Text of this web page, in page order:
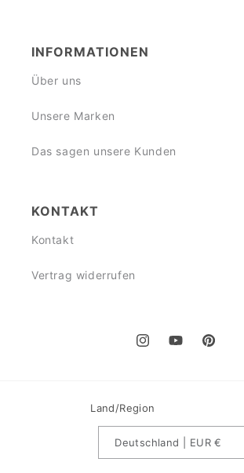
INFORMATIONEN
Über uns
Unsere Marken
Das sagen unsere Kunden
KONTAKT
Kontakt
Vertrag widerrufen
InstagramYouTubePinterest
Land/Region
Deutschland | EUR €